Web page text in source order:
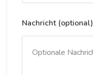
Nachricht (optional)